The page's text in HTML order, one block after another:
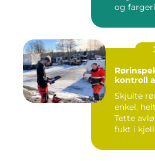
og
kontroll
Skjulte
enkel,
Tette
fukt i